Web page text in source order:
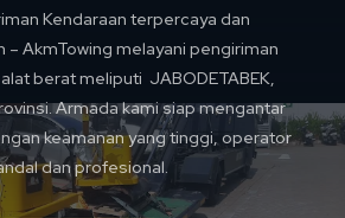
Kendaraan terpercaya dan
AkmTowing melayani pengiriman
berat meliputi JABODETABEK,
Armada kami siap mengantar
keamanan yang tinggi, operator
dan profesional.